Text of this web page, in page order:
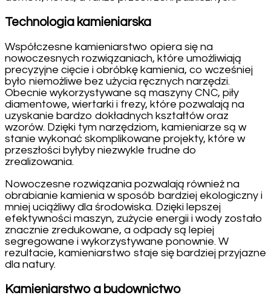
Technologia kamieniarska
Współczesne kamieniarstwo opiera się na
nowoczesnych rozwiązaniach, które umożliwiają
precyzyjne cięcie i obróbkę kamienia, co wcześniej
było niemożliwe bez użycia ręcznych narzędzi.
Obecnie wykorzystywane są maszyny CNC, piły
diamentowe, wiertarki i frezy, które pozwalają na
uzyskanie bardzo dokładnych kształtów oraz
wzorów. Dzięki tym narzędziom, kamieniarze są w
stanie wykonać skomplikowane projekty, które w
przeszłości byłyby niezwykle trudne do
zrealizowania.
Nowoczesne rozwiązania pozwalają również na
obrabianie kamienia w sposób bardziej ekologiczny i
mniej uciążliwy dla środowiska. Dzięki lepszej
efektywności maszyn, zużycie energii i wody zostało
znacznie zredukowane, a odpady są lepiej
segregowane i wykorzystywane ponownie. W
rezultacie, kamieniarstwo staje się bardziej przyjazne
dla natury.
Kamieniarstwo a budownictwo